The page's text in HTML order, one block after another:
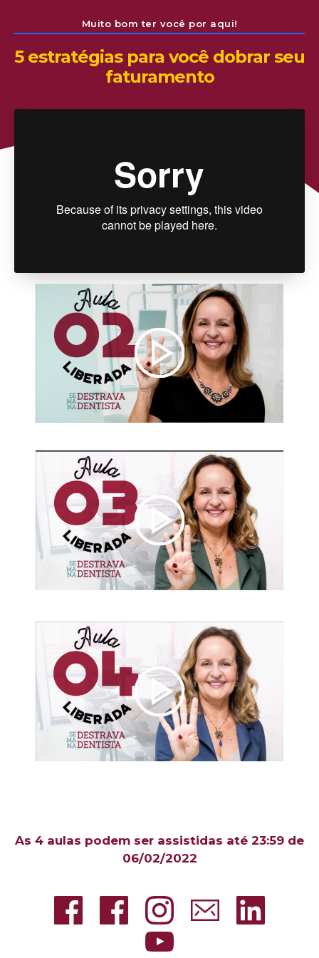
Muito bom ter você por aqui!
5 estratégias para você dobrar seu
faturamento
As 4 aulas podem ser assistidas até 23:59 de
06/02/2022